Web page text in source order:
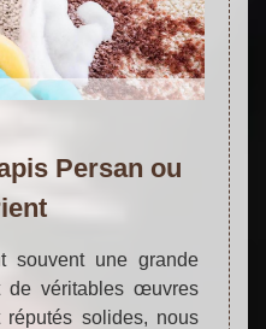
Persan ou
souvent une grande
de véritables œuvres
réputés solides, nous